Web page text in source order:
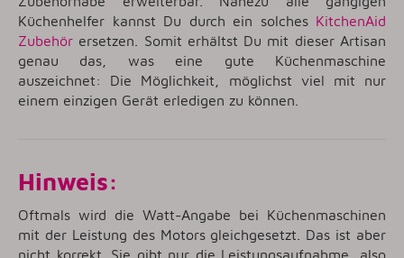
Küchenhelfer kannst Du durch ein solches KitchenAid
Zubehör ersetzen. Somit erhältst Du mit dieser Artisan
genau das, was eine gute Küchenmaschine
auszeichnet: Die Möglichkeit, möglichst viel mit nur
einem einzigen Gerät erledigen zu können.
Hinweis:
Oftmals wird die Watt-Angabe bei Küchenmaschinen
mit der Leistung des Motors gleichgesetzt. Das ist aber
nicht korrekt. Sie gibt nur die Leistungsaufnahme, also